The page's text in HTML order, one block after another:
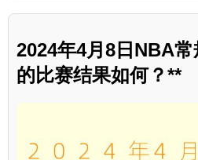
2024年4月8日NBA
的比赛结果如何？**